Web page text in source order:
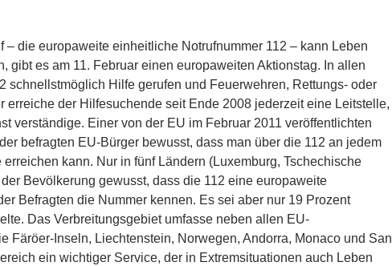
– die europaweite einheitliche Notrufnummer 112 – kann Leben
gibt es am 11. Februar einen europaweiten Aktionstag. In allen
Hilfe gerufen und Feuerwehren, Rettungs- oder
der Hilfesuchende seit Ende 2008 jederzeit eine Leitstelle,
verständige. Einer von der EU im Februar 2011 veröffentlichten
befragten EU-Bürger bewusst, dass man über die 112 an jedem
kann. Nur in fünf Ländern (Luxemburg, Tschechische
Bevölkerung gewusst, dass die 112 eine europaweite
Befragten die Nummer kennen. Es sei aber nur 19 Prozent
Das Verbreitungsgebiet umfasse neben allen EU-
Färöer-Inseln, Liechtenstein, Norwegen, Andorra, Monaco und San
ein wichtiger Service, der in Extremsituationen auch Leben